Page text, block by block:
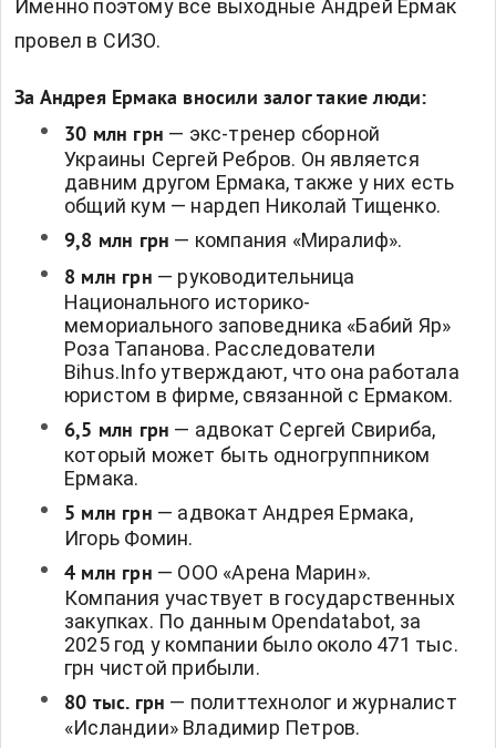
Именно поэтому все выходные Андрей Ермак
провел в СИЗО.
За Андрея Ермака вносили залог такие люди:
30 млн грн — экс-тренер сборной
Украины Сергей Ребров. Он является
давним другом Ермака, также у них есть
общий кум — нардеп Николай Тищенко.
9,8 млн грн — компания «Миралиф».
8 млн грн — руководительница
Национального историко-
мемориального заповедника «Бабий Яр»
Роза Тапанова. Расследователи
Bihus.Info утверждают, что она работала
юристом в фирме, связанной с Ермаком.
6,5 млн грн — адвокат Сергей Свириба,
который может быть одногруппником
Ермака.
5 млн грн — адвокат Андрея Ермака,
Игорь Фомин.
4 млн грн — ООО «Арена Марин».
Компания участвует в государственных
закупках. По данным Opendatabot, за
2025 год у компании было около 471 тыс.
грн чистой прибыли.
80 тыс. грн — политтехнолог и журналист
«Исландии» Владимир Петров.